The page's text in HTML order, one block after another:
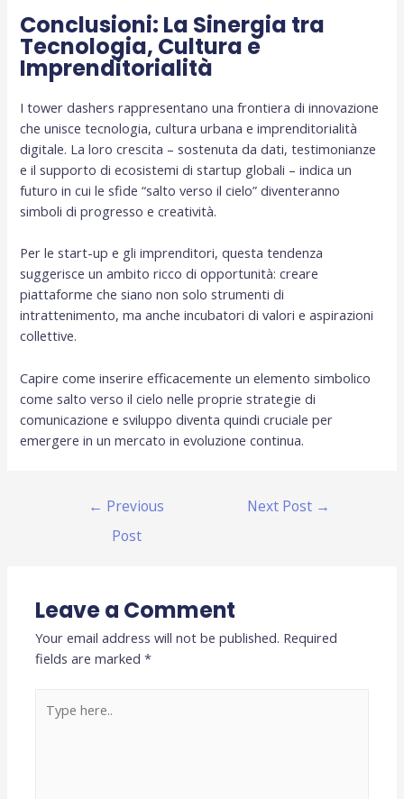
Conclusioni: La Sinergia tra
Tecnologia, Cultura e
Imprenditorialità
I tower dashers rappresentano una frontiera di innovazione
che unisce tecnologia, cultura urbana e imprenditorialità
digitale. La loro crescita – sostenuta da dati, testimonianze
e il supporto di ecosistemi di startup globali – indica un
futuro in cui le sfide “salto verso il cielo” diventeranno
simboli di progresso e creatività.
Per le start-up e gli imprenditori, questa tendenza
suggerisce un ambito ricco di opportunità: creare
piattaforme che siano non solo strumenti di
intrattenimento, ma anche incubatori di valori e aspirazioni
collettive.
Capire come inserire efficacemente un elemento simbolico
come salto verso il cielo nelle proprie strategie di
comunicazione e sviluppo diventa quindi cruciale per
emergere in un mercato in evoluzione continua.
← Previous
Post
Next Post →
Leave a Comment
Your email address will not be published. Required
fields are marked*